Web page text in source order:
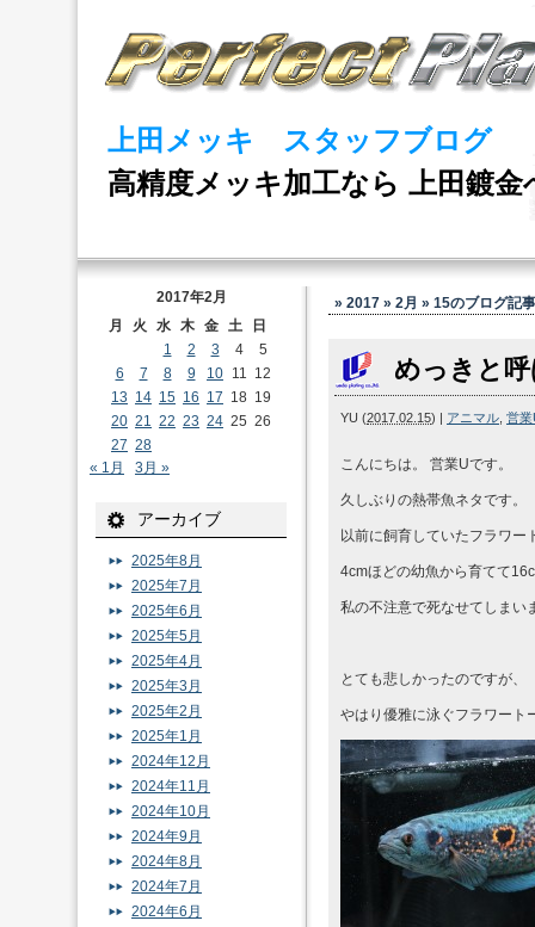
上田メッキ スタッフブログ
高精度メッキ加工なら 上田鍍金
» 2017 » 2月 » 15のブログ記事
めっきと
YU (2017.02.15) | アニマル 営業
こんにちは。 営業Uです。
久しぶりの熱帯魚ネタです。
以前に飼育していたフラワー
4cmほどの幼魚から育てて
私の不注意で死なせてしまい
とても悲しかったのですが、
やはり優雅に泳ぐフラワート
2017年2月
月
火 水 木 金 土
日
1
2 3 4
5
6
7 8 9 10 11 12
13 14 15 16 17 18 19
20 21 22 23 24 25 26
27 28
« 1月
3月 »
アーカイブ
2025年8月
2025年7月
2025年6月
2025年5月
2025年4月
2025年3月
2025年2月
2025年1月
2024年12月
2024年11月
2024年10月
2024年9月
2024年8月
2024年7月
2024年6月